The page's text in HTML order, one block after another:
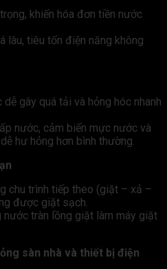
khiến hóa đơn tiền nước
lâu, tiêu tốn điện năng không
gây quá tải và hỏng hóc nhanh
nước, cảm biến mực nước và
hư hỏng hơn bình thường.
chu trình tiếp theo (giặt – xả –
được giặt sạch.
nước tràn lồng giặt làm máy giặt
sàn nhà và thiết bị điện